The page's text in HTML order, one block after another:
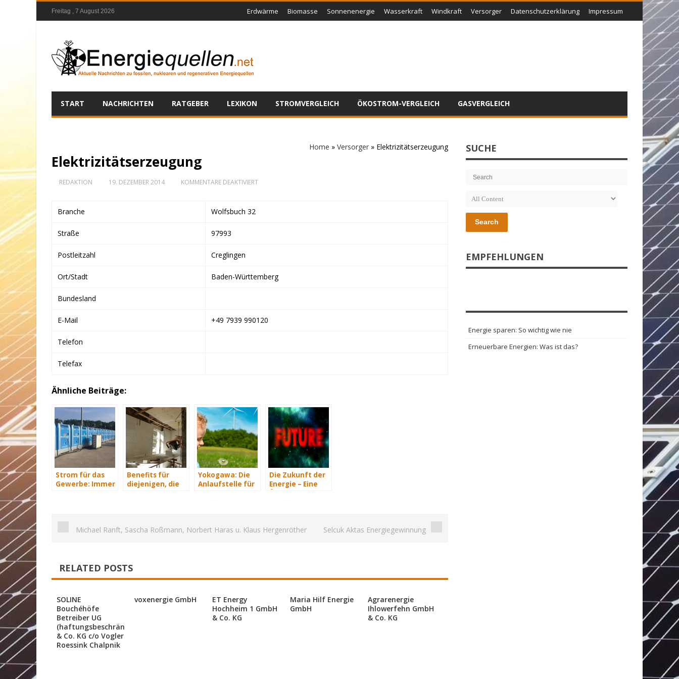
Freitag , 7 August 2026 Erdwärme Biomasse Sonnenenergie Wasserkraft Windkraft Versorger Datenschutzerklärung Impressum
START NACHRICHTEN RATGEBER LEXIKON STROMVERGLEICH ÖKOSTROM-VERGLEICH GASVERGLEICH
Home » Versorger » Elektrizitätserzeugung
Elektrizitätserzeugung
REDAKTION 19. DEZEMBER 2014 KOMMENTARE DEAKTIVIERTFÜR
Branche Wolfsbuch 32
Straße 97993
Postleitzahl Creglingen
Ort/Stadt Baden-Württemberg
Bundesland
E-Mail +49 7939 990120
Telefon
Telefax
Ähnliche Beiträge:
Strom für das
Gewerbe: Immer
Benefits für
diejenigen, die
Yokogawa: Die
Anlaufstelle für
Die Zukunft der
Energie – Eine
Michael Ranft, Sascha Roßmann, Norbert Haras u. Klaus Hergenröther Selcuk Aktas Energiegewinnung
RELATED POSTS
SOLINE
Bouchéhöfe
Betreiber UG
(haftungsbeschränkt)
& Co. KG c/o Vogler
Roessink Chalpnik
voxenergie GmbH
ET Energy
Hochheim 1 GmbH
& Co. KG
Maria Hilf Energie
GmbH
Agrarenergie
Ihlowerfehn GmbH
& Co. KG
SUCHE
Search
EMPFEHLUNGEN
Energie sparen: So wichtig wie nie
Erneuerbare Energien: Was ist das?